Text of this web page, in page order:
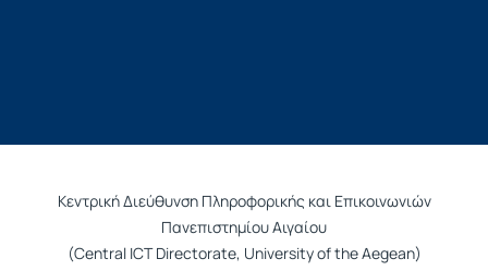
Κεντρική Διεύθυνση Πληροφορικής και Επικοινωνιών
Πανεπιστημίου Αιγαίου
(Central ICT Directorate, University of the Aegean)